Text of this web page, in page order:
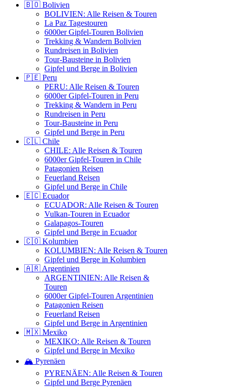
🇧🇴 Bolivien
BOLIVIEN: Alle Reisen & Touren
La Paz Tagestouren
6000er Gipfel-Touren Bolivien
Trekking & Wandern Bolivien
Rundreisen in Bolivien
Tour-Bausteine in Bolivien
Gipfel und Berge in Bolivien
🇵🇪 Peru
PERU: Alle Reisen & Touren
6000er Gipfel-Touren in Peru
Trekking & Wandern in Peru
Rundreisen in Peru
Tour-Bausteine in Peru
Gipfel und Berge in Peru
🇨🇱 Chile
CHILE: Alle Reisen & Touren
6000er Gipfel-Touren in Chile
Patagonien Reisen
Feuerland Reisen
Gipfel und Berge in Chile
🇪🇨 Ecuador
ECUADOR: Alle Reisen & Touren
Vulkan-Touren in Ecuador
Galapagos-Touren
Gipfel und Berge in Ecuador
🇨🇴 Kolumbien
KOLUMBIEN: Alle Reisen & Touren
Gipfel und Berge in Kolumbien
🇦🇷 Argentinien
ARGENTINIEN: Alle Reisen &
Touren
6000er Gipfel-Touren Argentinien
Patagonien Reisen
Feuerland Reisen
Gipfel und Berge in Argentinien
🇲🇽 Mexiko
MEXIKO: Alle Reisen & Touren
Gipfel und Berge in Mexiko
🏔️ Pyrenäen
PYRENÄEN: Alle Reisen & Touren
Gipfel und Berge Pyrenäen